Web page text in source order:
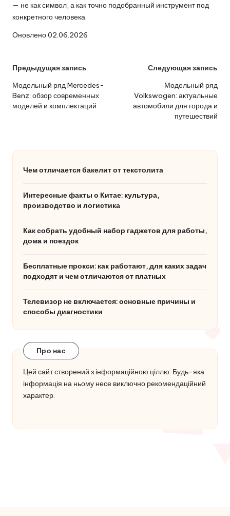
— не как символ, а как точно подобранный инструмент под
конкретного человека.
Оновлено 02.06.2026
Навигация
по
записям
Предыдущая запись
Модельный ряд Mercedes-
Benz: обзор современных
моделей и комплектаций
Следующая запись
Модельный ряд
Volkswagen: актуальные
автомобили для города и
путешествий
Чем отличается бакелит от текстолита
Интересные факты о Китае: культура,
производство и логистика
Как собрать удобный набор гаджетов для работы,
дома и поездок
Бесплатные прокси: как работают, для каких задач
подходят и чем отличаются от платных
Телевизор не включается: основные причины и
способы диагностики
Про нас
Цей сайт створений з інформаційною ціллю. Будь-яка
інформація на ньому несе виключно рекомендаційний
характер.